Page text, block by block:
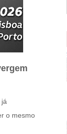
o mesmo